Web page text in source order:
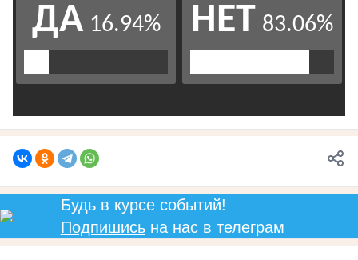
Будь в курсе событий!
Подпишисьна нас в телеграм